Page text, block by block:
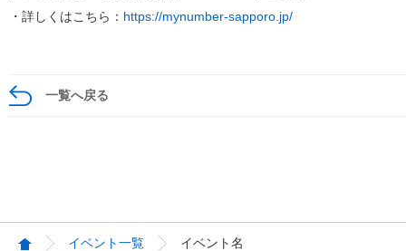
・詳しくはこちら： https://mynumber-sapporo.jp/
一覧へ戻る
イベント一覧 イベント名